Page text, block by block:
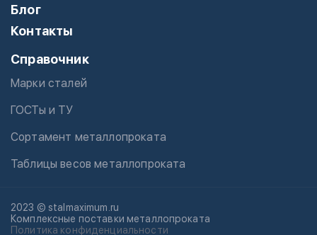
Блог
Контакты
Справочник
Марки сталей
ГОСТы и ТУ
Сортамент металлопроката
Таблицы весов металлопроката
2023 © stalmaximum.ru
Комплексные поставки металлопроката
Политика конфиденциальности